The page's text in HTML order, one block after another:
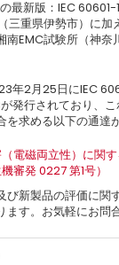
最新版：IEC
三重県伊勢市）に加
南EMC試験所（神
年2月25日にIEC
発行されており、
求める以下の通達
電磁両立性）に関
審発 0227 第1号）
び新製品の評価に関
す。お気軽にお問